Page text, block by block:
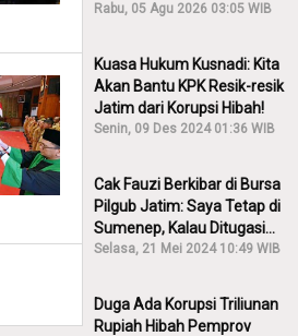
Rabu, 05 Agu 2026 03:05 WIB
Kuasa Hukum Kusnadi: Kita
Akan Bantu KPK Resik-resik
Jatim dari Korupsi Hibah!
Senin, 09 Des 2024 01:36 WIB
Cak Fauzi Berkibar di Bursa
Pilgub Jatim: Saya Tetap di
Sumenep, Kalau Ditugasi
Partai Lain Cerita!
Selasa, 21 Mei 2024 10:49 WIB
Duga Ada Korupsi Triliunan
Rupiah Hibah Pemprov